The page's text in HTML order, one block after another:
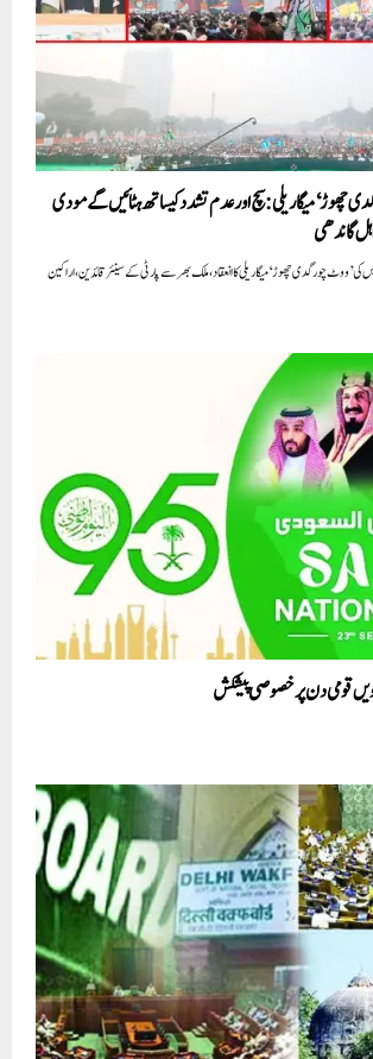
چھوڑ‘ میگا ریلی:سچ اور عدم تشدد کیساتھ ہٹائیں گے مودی
گاندھی
کی’ووٹ چور گدی چھوڑ‘ میگا ریلی کا انعقاد،ملک بھر سے پارٹی کے سینئر قائدین، اراکین